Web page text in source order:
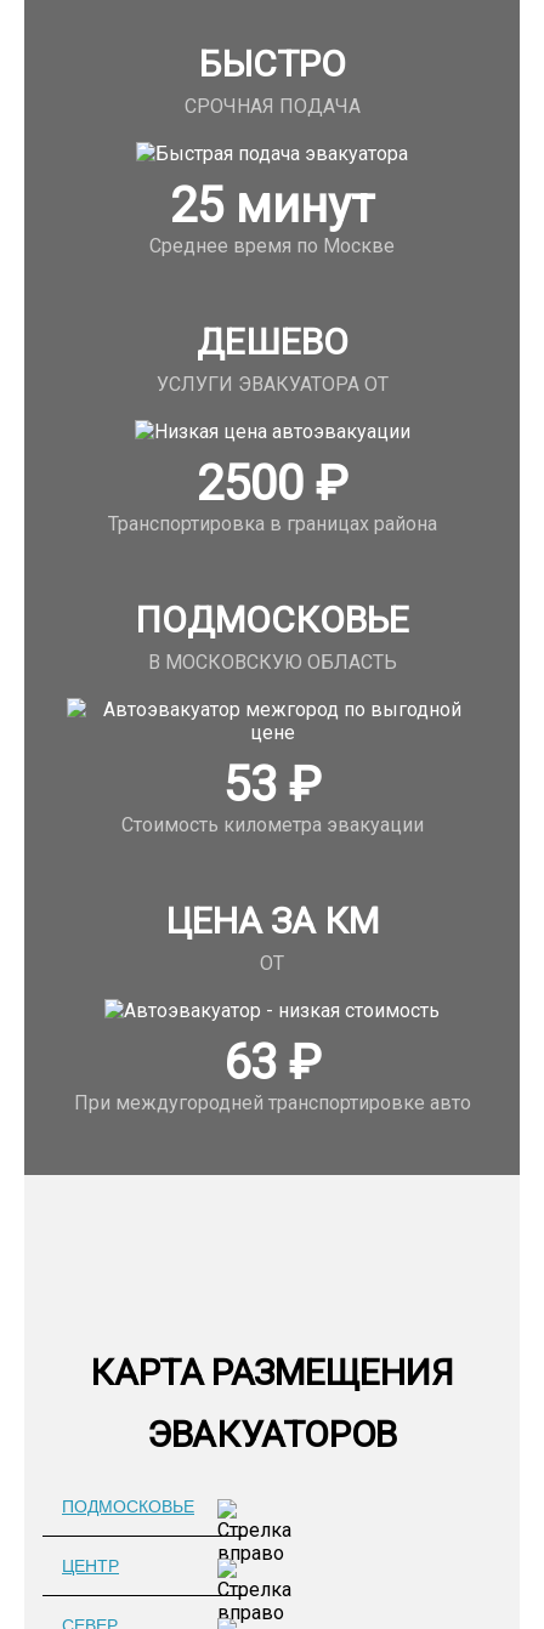
БЫСТРО
СРОЧНАЯ ПОДАЧА
25минут
Среднее время по Москве
ДЕШЕВО
УСЛУГИ ЭВАКУАТОРА ОТ
2500₽
Транспортировка в границах района
ПОДМОСКОВЬЕ
В МОСКОВСКУЮ ОБЛАСТЬ
53₽
Стоимость километра эвакуации
ЦЕНА ЗА КМ
ОТ
63₽
При междугородней транспортировке авто
КАРТА РАЗМЕЩЕНИЯ
ЭВАКУАТОРОВ
ПОДМОСКОВЬЕ
ЦЕНТР